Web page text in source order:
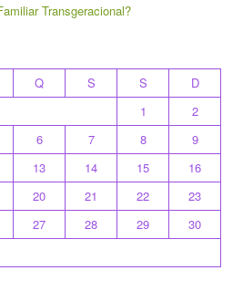
Transgeracional?
Q S S
D
1
2
6 7 8
9
13 14 15
16
20 21 22
23
27 28 29
30